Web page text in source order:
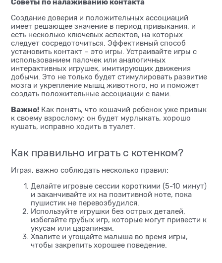
Советы по налаживанию контакта
Создание доверия и положительных ассоциаций
имеет решающее значение в период привыкания, и
есть несколько ключевых аспектов, на которых
следует сосредоточиться. Эффективный способ
установить контакт – это игры. Устраивайте игры с
использованием палочек или аналогичных
интерактивных игрушек, имитирующих движения
добычи. Это не только будет стимулировать развитие
мозга и укрепление мышц животного, но и поможет
создать положительные ассоциации с вами.
Важно! Как понять, что кошачий ребенок уже привык
к своему взрослому: он будет мурлыкать, хорошо
кушать, исправно ходить в туалет.
Как правильно играть с котенком?
Играя, важно соблюдать несколько правил:
Делайте игровые сессии короткими (5-10 минут)
и заканчивайте их на позитивной ноте, пока
пушистик не перевозбудился.
Используйте игрушки без острых деталей,
избегайте грубых игр, которые могут привести к
укусам или царапинам.
Хвалите и угощайте малыша во время игры,
чтобы закрепить хорошее поведение.